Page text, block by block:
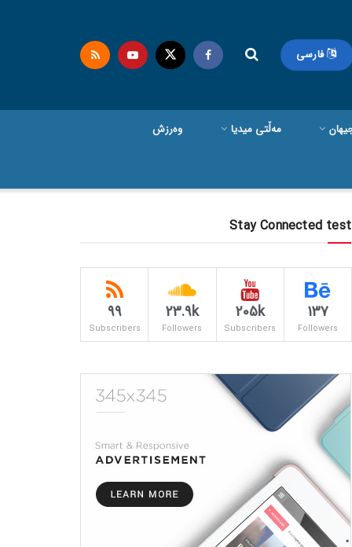
فارسی
مەڵتی میدیا وەرزش
Stay Connected test
137
Followers
205k
Subscribers
23.9k
Followers
99
Subscribers